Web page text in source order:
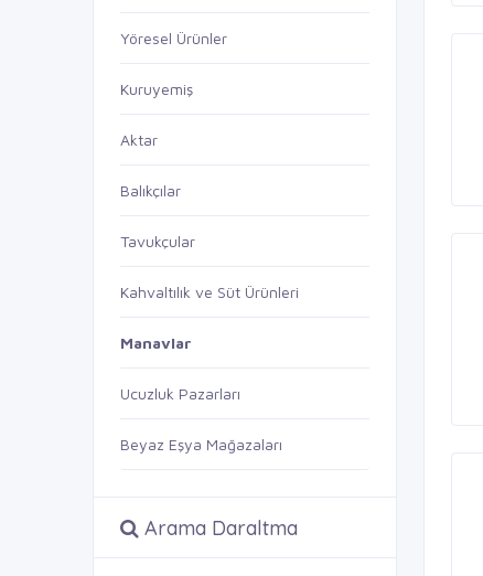
Yöresel Ürünler
Kuruyemiş
Aktar
Balıkçılar
Tavukçular
Kahvaltılık ve Süt Ürünleri
Manavlar
Ucuzluk Pazarları
Beyaz Eşya Mağazaları
Arama Daraltma